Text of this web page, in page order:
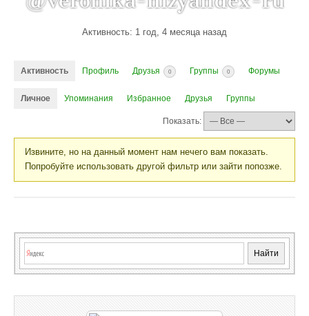
Активность: 1 год, 4 месяца назад
Активность Профиль Друзья 0 Группы 0 Форумы
Личное Упоминания Избранное Друзья Группы
Показать:
Извините, но на данный момент нам нечего вам показать.
Попробуйте использовать другой фильтр или зайти попозже.